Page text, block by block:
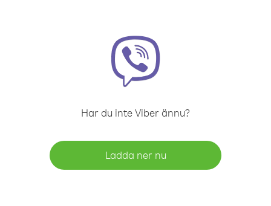
Har du inte Viber ännu?
Ladda ner nu